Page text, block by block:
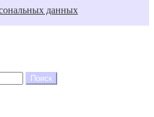
данных
Поиск